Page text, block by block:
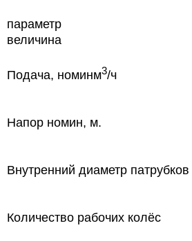
параметр
величина
Подача, номинм3/ч
Напор номин, м.
Внутренний диаметр
Количество рабочих колёс